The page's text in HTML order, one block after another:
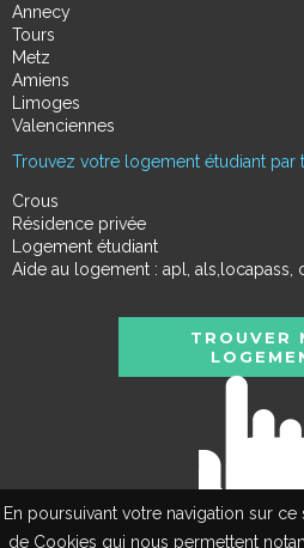
En poursuivant votre navigation sur ce
de Cookies qui nous permettent
Annecy
Tours
Metz
Amiens
Limoges
Valenciennes
Trouvez votre logement étudiant
Crous
Résidence privée
Logement étudiant
Aide au logement : apl, als,locapass,
TROUVER